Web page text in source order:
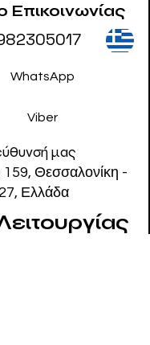
WhatsApp
Viber
μας
Θεσσαλονίκη -
Ελλάδα